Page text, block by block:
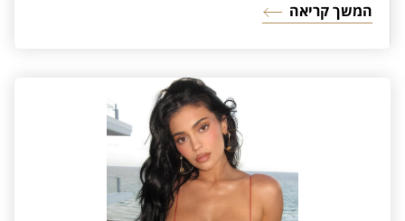
המשך קריאה